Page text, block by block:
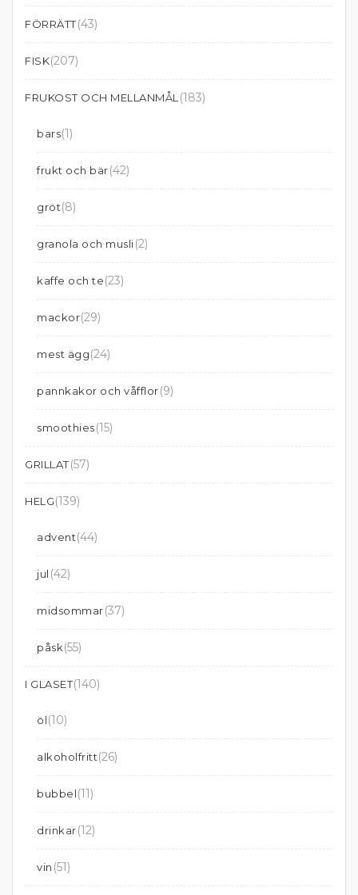
FÖRRÄTT(43)
FISK(207)
FRUKOST OCH MELLANMÅL (183)
bars(1)
frukt och bär(42)
gröt(8)
granola och musli(2)
kaffe och te(23)
mackor(29)
mest ägg(24)
pannkakor och våfflor(9)
smoothies(15)
GRILLAT(57)
HELG(139)
advent(44)
jul (42)
midsommar(37)
påsk(55)
I GLASET(140)
öl(10)
alkoholfritt(26)
bubbel(11)
drinkar(12)
vin (51)